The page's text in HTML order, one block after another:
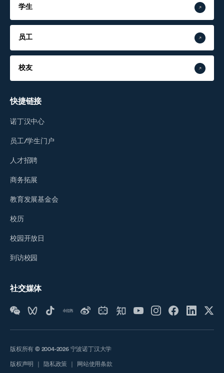
学生
员工
校友
快捷链接
诺丁汉中心
员工/学生门户
人才招聘
商务拓展
教育发展基金会
校历
校园开放日
到访校园
社交媒体
版权所有 © 2004-2026 宁波诺丁汉大学
版权声明 隐私政策 网站使用条款